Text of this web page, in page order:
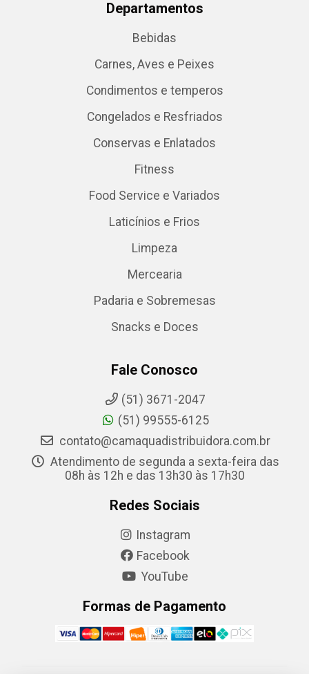
Departamentos
Bebidas
Carnes, Aves e Peixes
Condimentos e temperos
Congelados e Resfriados
Conservas e Enlatados
Fitness
Food Service e Variados
Laticínios e Frios
Limpeza
Mercearia
Padaria e Sobremesas
Snacks e Doces
Fale Conosco
(51) 3671-2047
(51) 99555-6125
contato@camaquadistribuidora.com.br
Atendimento de segunda a sexta-feira das
08h às 12h e das 13h30 às 17h30
Redes Sociais
Instagram
Facebook
YouTube
Formas de Pagamento